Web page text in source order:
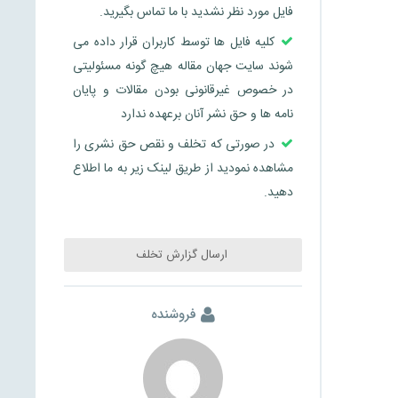
فایل مورد نظر نشدید با ما تماس بگیرید.
کلیه فایل ها توسط کاربران قرار داده می
شوند سایت جهان مقاله هیچ گونه مسئولیتی
در خصوص غیرقانونی بودن مقالات و پایان
نامه ها و حق نشر آنان برعهده ندارد
در صورتی که تخلف و نقص حق نشری را
مشاهده نمودید از طریق لینک زیر به ما اطلاع
دهید.
ارسال گزارش تخلف
فروشنده